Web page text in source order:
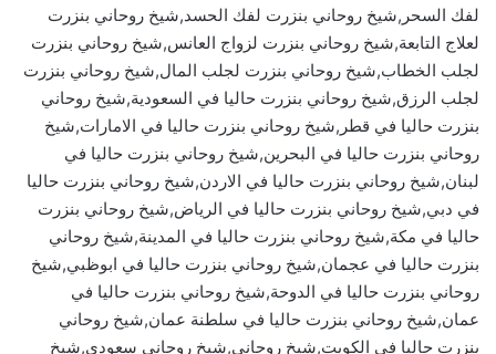
لفك السحر,شيخ روحاني بنزرت لفك الحسد,شيخ روحاني بنزرت
لعلاج التابعة,شيخ روحاني بنزرت لزواج العانس,شيخ روحاني بنزرت
لجلب الخطاب,شيخ روحاني بنزرت لجلب المال,شيخ روحاني بنزرت
لجلب الرزق,شيخ روحاني بنزرت حاليا في السعودية,شيخ روحاني
بنزرت حاليا في قطر,شيخ روحاني بنزرت حاليا في الامارات,شيخ
روحاني بنزرت حاليا في البحرين,شيخ روحاني بنزرت حاليا في
لبنان,شيخ روحاني بنزرت حاليا في الاردن,شيخ روحاني بنزرت حاليا
في دبي,شيخ روحاني بنزرت حاليا في الرياض,شيخ روحاني بنزرت
حاليا في مكة,شيخ روحاني بنزرت حاليا في المدينة,شيخ روحاني
بنزرت حاليا في عجمان,شيخ روحاني بنزرت حاليا في ابوظبي,شيخ
روحاني بنزرت حاليا في الدوحة,شيخ روحاني بنزرت حاليا في
عمان,شيخ روحاني بنزرت حاليا في سلطنة عمان,شيخ روحاني
بنزرت حاليا في الكويت,شيخ روحاني,شيخ روحاني سعودي,شيخ